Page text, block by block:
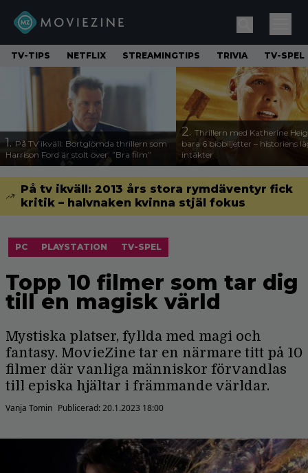
TV-TIPS NETFLIX STREAMINGTIPS TRIVIA TV-SPEL
1. På TV ikväll: Bortglömda thrillern som
Harrison Ford är stolt över: ”Bra film”
2. Thrillern med Katherine
bara 6 biobiljetter – historiens
intäkter
På tv ikväll: 2013 års stora rymdäventyr fick
kritik – halvnaken kvinna stjäl fokus
PC PLAYSTATION TV-SPEL
Topp 10 filmer som tar dig
till en magisk värld
Mystiska platser, fyllda med magi och
fantasy. MovieZine tar en närmare titt på 10
filmer där vanliga människor förvandlas
till episka hjältar i främmande världar.
Vanja Tomin Publicerad:20.1.2023 18:00